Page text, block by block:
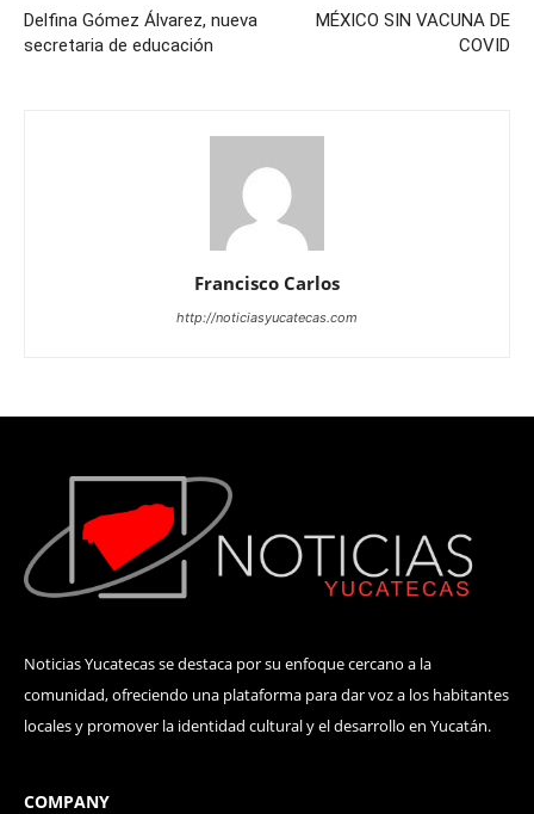
Delfina Gómez Álvarez, nueva
secretaria de educación
MÉXICO SIN VACUNA DE
COVID
Francisco Carlos
http://noticiasyucatecas.com
Noticias Yucatecas se destaca por su enfoque cercano a la
comunidad, ofreciendo una plataforma para dar voz a los habitantes
locales y promover la identidad cultural y el desarrollo en Yucatán.
COMPANY